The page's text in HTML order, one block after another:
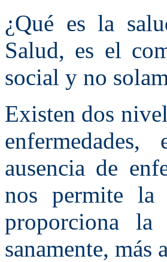
¿Qué es la
Salud, es el
social y no
Existen dos
ausencia de
nos permite la
proporciona
sanamente, más